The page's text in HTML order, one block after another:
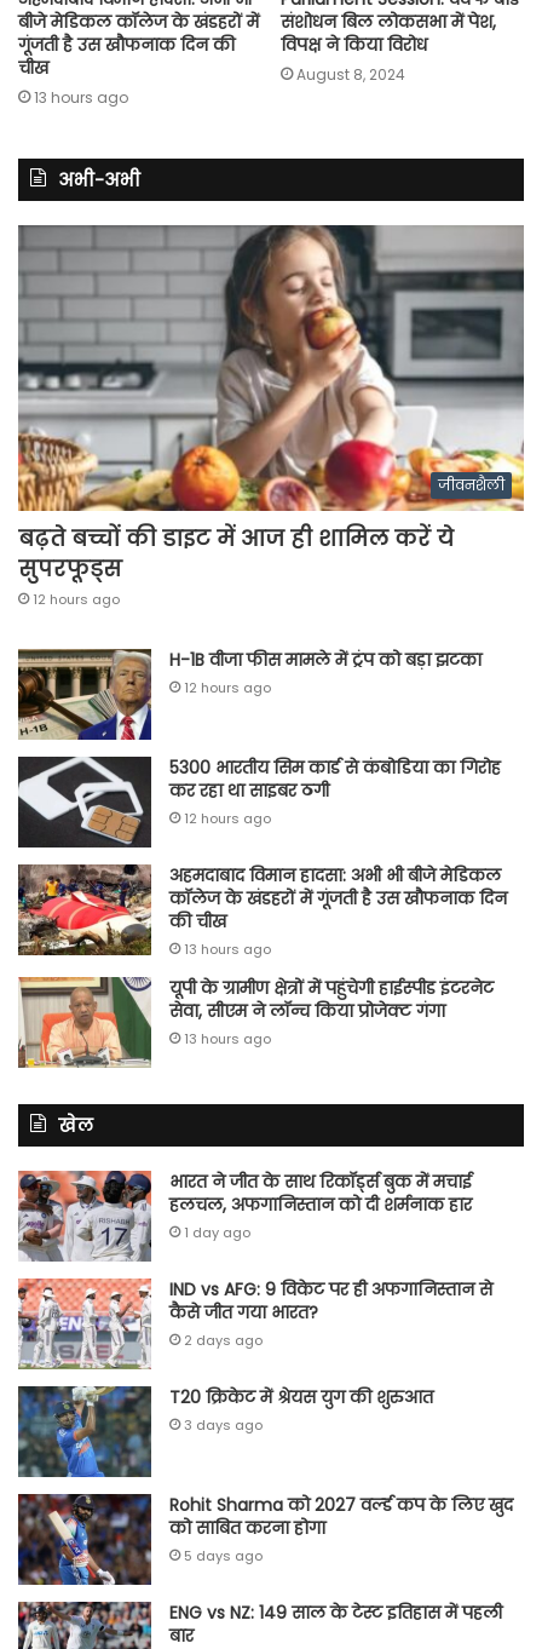
बीजे मेडिकल कॉलेज के खंडहरों में
गूंजती है उस खौफनाक दिन की
चीख
13 hours ago
संशोधन बिल लोकसभा में पेश,
विपक्ष ने किया विरोध
August 8, 2024
अभी-अभी
जीवनशैली
बढ़ते बच्चों की डाइट में आज ही शामिल करें ये
सुपरफूड्स
12 hours ago
H-1B वीजा फीस मामले में ट्रंप को बड़ा झटका
12 hours ago
5300 भारतीय सिम कार्ड से कंबोडिया का गिरोह
कर रहा था साइबर ठगी
12 hours ago
अहमदाबाद विमान हादसा: अभी भी बीजे मेडिकल
कॉलेज के खंडहरों में गूंजती है उस खौफनाक दिन
की चीख
13 hours ago
यूपी के ग्रामीण क्षेत्रों में पहुंचेगी हाईस्पीड इंटरनेट
सेवा, सीएम ने लॉन्च किया प्रोजेक्ट गंगा
13 hours ago
खेल
भारत ने जीत के साथ रिकॉर्ड्स बुक में मचाई
हलचल, अफगानिस्तान को दी शर्मनाक हार
1 day ago
IND vs AFG: 9 विकेट पर ही अफगानिस्तान से
कैसे जीत गया भारत?
2 days ago
T20 क्रिकेट में श्रेयस युग की शुरुआत
3 days ago
Rohit Sharma को 2027 वर्ल्‍ड कप के लिए खुद
को साबित करना होगा
5 days ago
ENG vs NZ: 149 साल के टेस्‍ट इतिहास में पहली
बार